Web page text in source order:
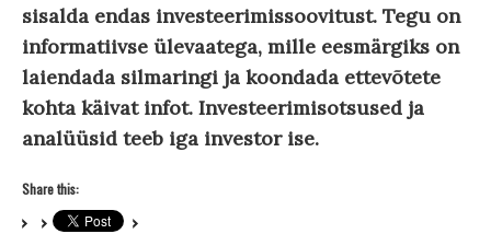
sisalda endas investeerimissoovitust. Tegu on
informatiivse ülevaatega, mille eesmärgiks on
laiendada silmaringi ja koondada ettevõtete
kohta käivat infot. Investeerimisotsused ja
analüüsid teeb iga investor ise.
Share this: